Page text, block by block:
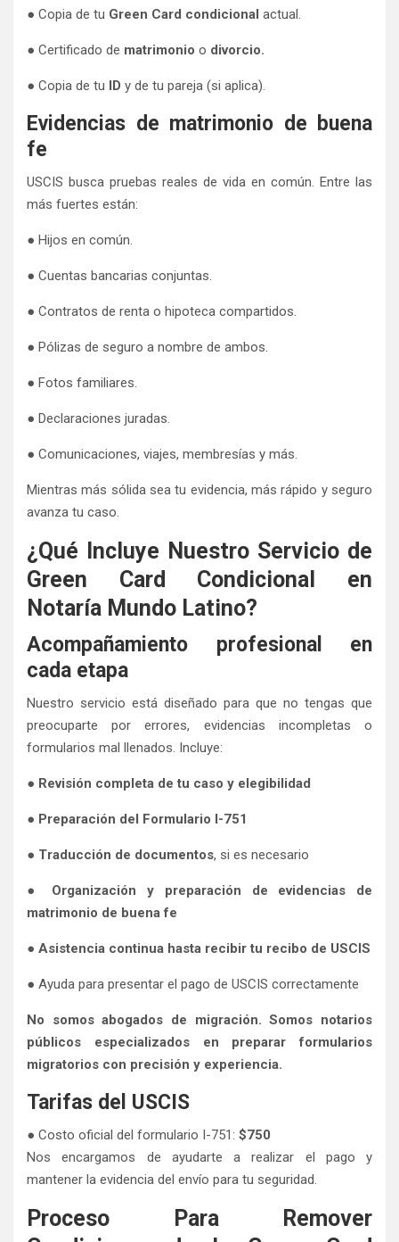
● Copia de tu Green Card condicional actual.
● Certificado de matrimonio o divorcio.
● Copia de tu ID y de tu pareja (si aplica).
Evidencias de matrimonio de buena
fe
USCIS busca pruebas reales de vida en común. Entre las
más fuertes están:
● Hijos en común.
● Cuentas bancarias conjuntas.
● Contratos de renta o hipoteca compartidos.
● Pólizas de seguro a nombre de ambos.
● Fotos familiares.
● Declaraciones juradas.
● Comunicaciones, viajes, membresías y más.
Mientras más sólida sea tu evidencia, más rápido y seguro
avanza tu caso.
¿Qué Incluye Nuestro Servicio de
Green Card Condicional en
Notaría Mundo Latino?
Acompañamiento profesional en
cada etapa
Nuestro servicio está diseñado para que no tengas que
preocuparte por errores, evidencias incompletas o
formularios mal llenados. Incluye:
● Revisión completa de tu caso y elegibilidad
● Preparación del Formulario I-751
● Traducción de documentos, si es necesario
● Organización y preparación de evidencias de
matrimonio de buena fe
● Asistencia continua hasta recibir tu recibo de USCIS
● Ayuda para presentar el pago de USCIS correctamente
No somos abogados de migración. Somos notarios
públicos especializados en preparar formularios
migratorios con precisión y experiencia.
Tarifas del USCIS
● Costo oficial del formulario I-751: $750
Nos encargamos de ayudarte a realizar el pago y
mantener la evidencia del envío para tu seguridad.
Proceso Para Remover